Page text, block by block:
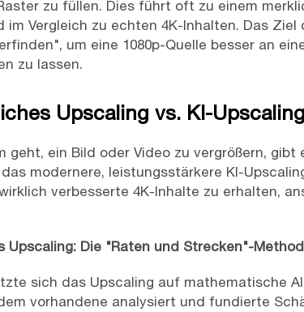
zu füllen. Dies führt oft zu einem
im Vergleich zu echten 4K-Inhalten. Das
um eine 1080p-Quelle besser an
zu lassen.
Upscaling vs. KI-
geht, ein Bild oder Video zu vergrößern,
modernere, leistungsstärkere KI-
verbesserte 4K-Inhalte zu erhalten,
Upscaling: Die "Raten und Strecken"-
sich das Upscaling auf mathematische
vorhandene analysiert und fundierte